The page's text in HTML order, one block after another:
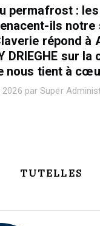
permafrost :
ils notre
répond à
DRIEGHE sur la
nous tient à
2026 par Super
TUTELLES